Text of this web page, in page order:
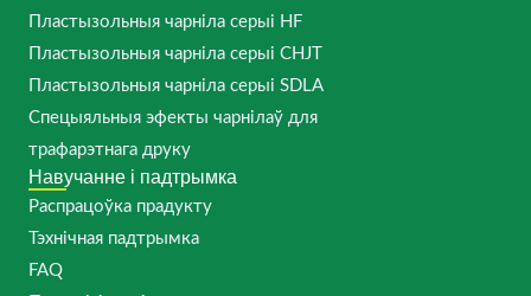
Пластызольныя чарніла серыі HF
Пластызольныя чарніла серыі CHJT
Пластызольныя чарніла серыі SDLA
Спецыяльныя эфекты чарнілаў для
трафарэтнага друку
Навучанне і падтрымка
Распрацоўка прадукту
Тэхнічная падтрымка
FAQ